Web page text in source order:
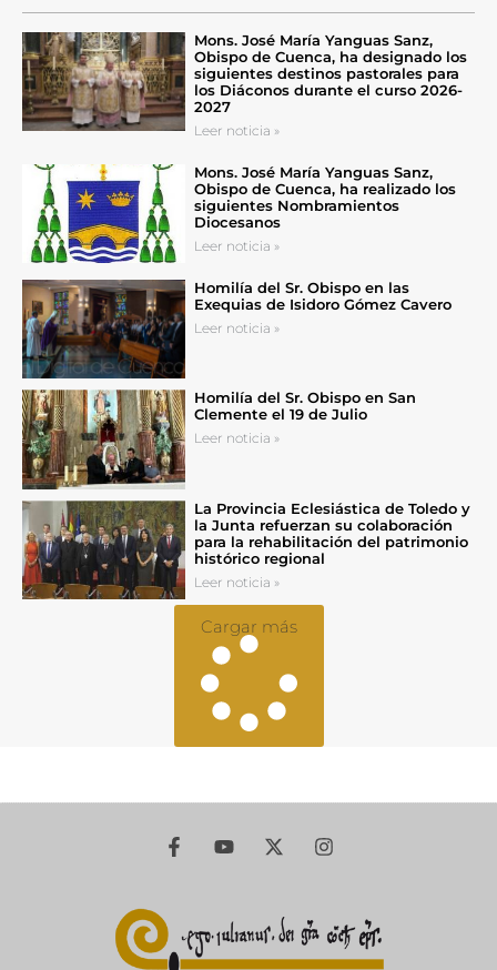
Mons. José María Yanguas Sanz,
Obispo de Cuenca, ha designado los
siguientes destinos pastorales para
los Diáconos durante el curso 2026-
2027
Leer noticia »
Mons. José María Yanguas Sanz,
Obispo de Cuenca, ha realizado los
siguientes Nombramientos
Diocesanos
Leer noticia »
Homilía del Sr. Obispo en las
Exequias de Isidoro Gómez Cavero
Leer noticia »
Homilía del Sr. Obispo en San
Clemente el 19 de Julio
Leer noticia »
La Provincia Eclesiástica de Toledo y
la Junta refuerzan su colaboración
para la rehabilitación del patrimonio
histórico regional
Leer noticia »
Cargar más